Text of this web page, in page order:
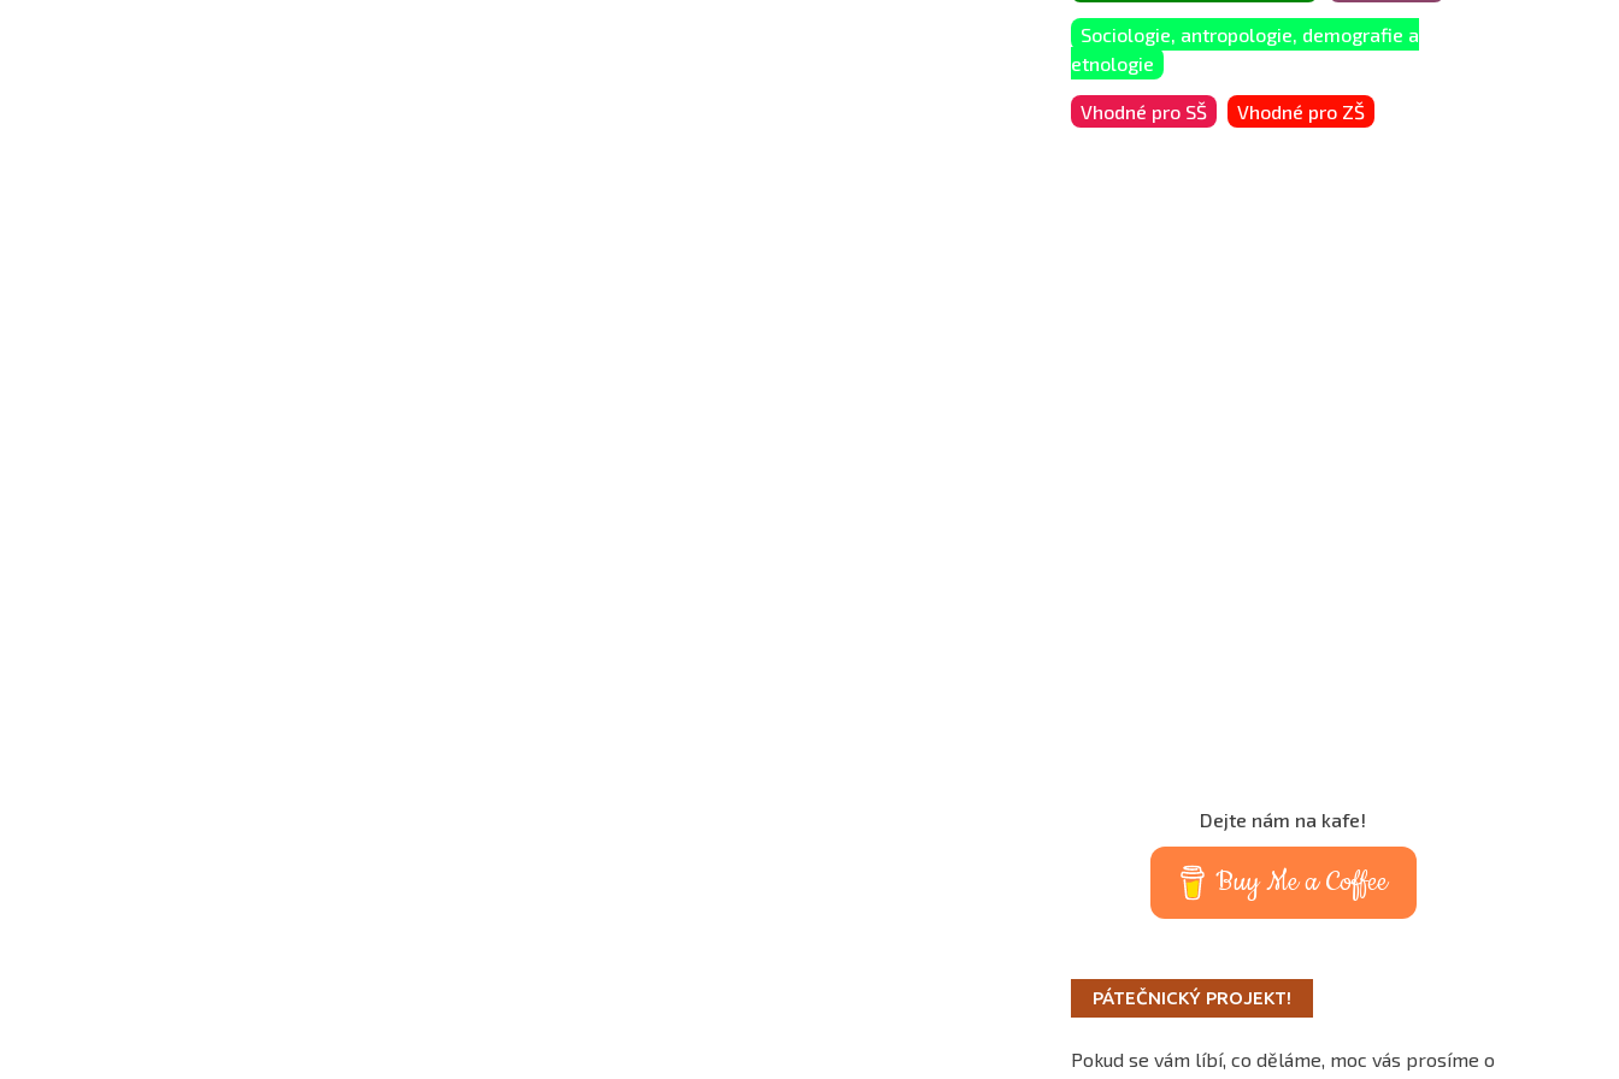
Sociologie, antropologie, demografie a
etnologie
Vhodné pro SŠ Vhodné pro ZŠ
Dejte nám na kafe!
Buy Me a Coffee
PÁTEČNICKÝ PROJEKT!
Pokud se vám líbí, co děláme, moc vás prosíme o